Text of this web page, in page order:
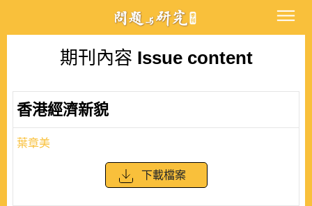
期刊內容 Issue content
香港經濟新貌
葉章美
下載檔案